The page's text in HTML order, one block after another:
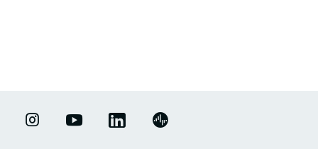
ERFOLGSFAKTOR
YOUTUBE LINKEDIN PODIGEE